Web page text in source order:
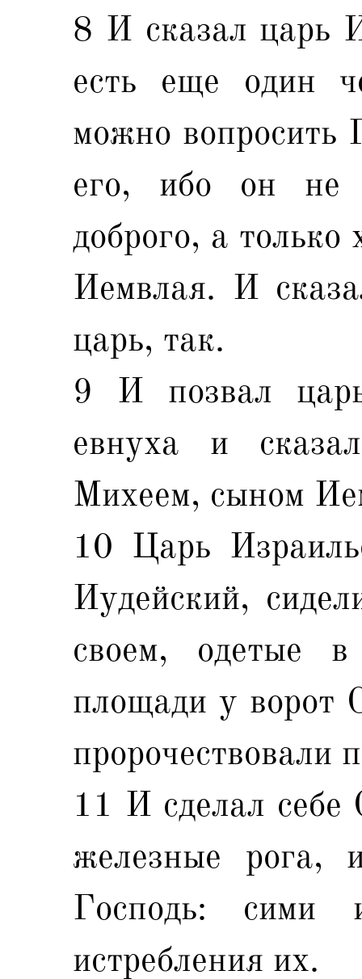
8 И сказал царь
есть еще один
можно вопросить
его, ибо он не
доброго, а
Иемвлая. И
царь, так.
9 И позвал
евнуха и
Михеем, сыном
10 Царь
Иудейский,
своем, одетые
площади у ворот
пророчествовали
11 И сделал
железные рога,
Господь: сими
истребления их.